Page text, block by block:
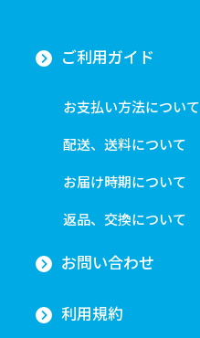
ご利用ガイド
お支払い方法について
配送、送料について
お届け時期について
返品、交換について
お問い合わせ
利用規約